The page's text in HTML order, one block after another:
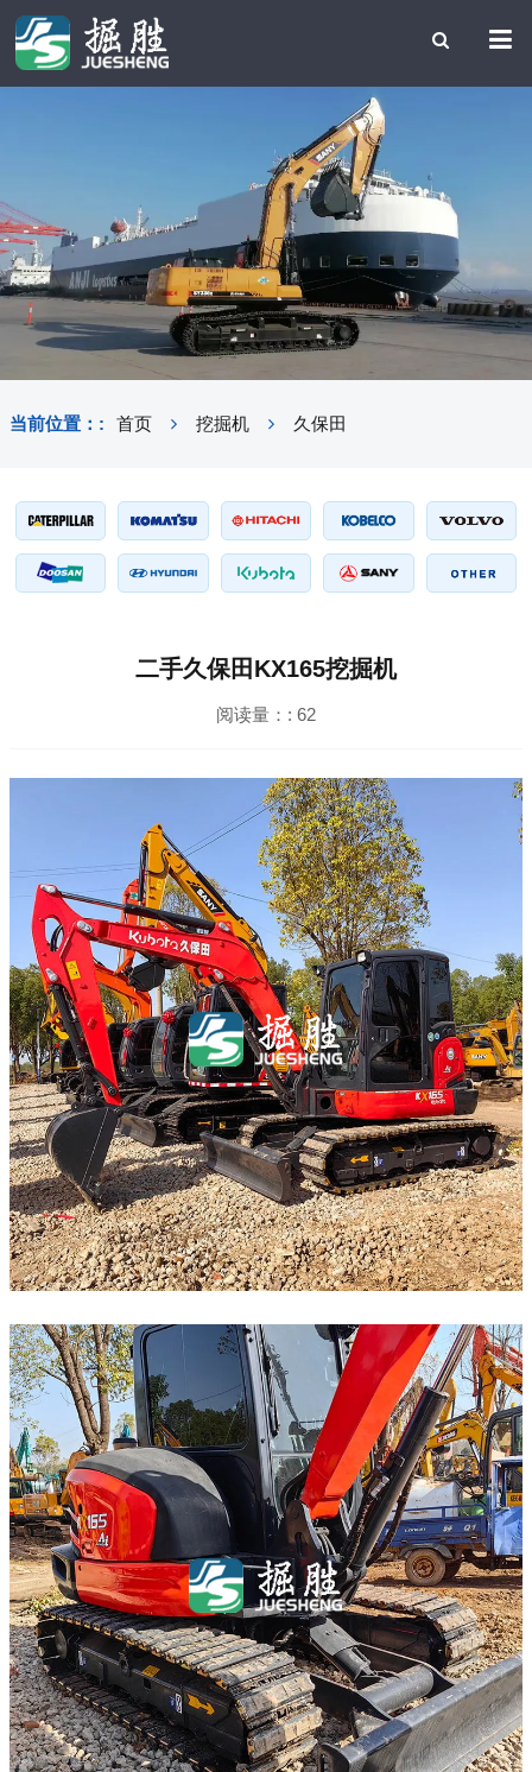
当前位置：: 首页 挖掘机 久保田
二手久保田KX165挖掘机
阅读量：: 62